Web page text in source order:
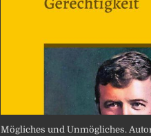
Mögliches und Unmögliches.